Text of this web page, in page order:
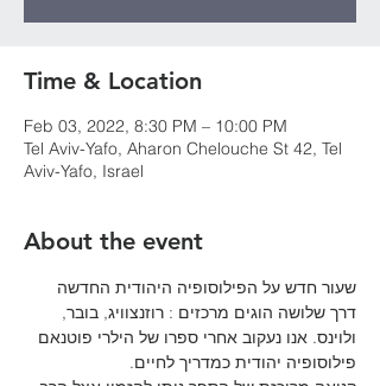
Time & Location
Feb 03, 2022, 8:30 PM – 10:00 PM
Tel Aviv-Yafo, Aharon Chelouche St 42, Tel
Aviv-Yafo, Israel
About the event
שעור חדש על הפילוסופיה היהודית החדשה
דרך שלושה הוגים מרכזים : רוזנצוויג, בובר,
ולוינס. אנו נעקוב אחרי ספרו של הילרי פוטנאם
פילוסופיה יהודית כמדריך לחיים.